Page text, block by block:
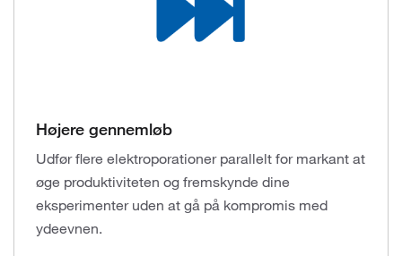
Højere gennemløb
Udfør flere elektroporationer parallelt for markant at
øge produktiviteten og fremskynde dine
eksperimenter uden at gå på kompromis med
ydeevnen.